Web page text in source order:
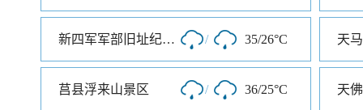
新四军军部旧址纪念馆 / 35/26°C 天
莒县浮来山景区 / 36/25°C 天